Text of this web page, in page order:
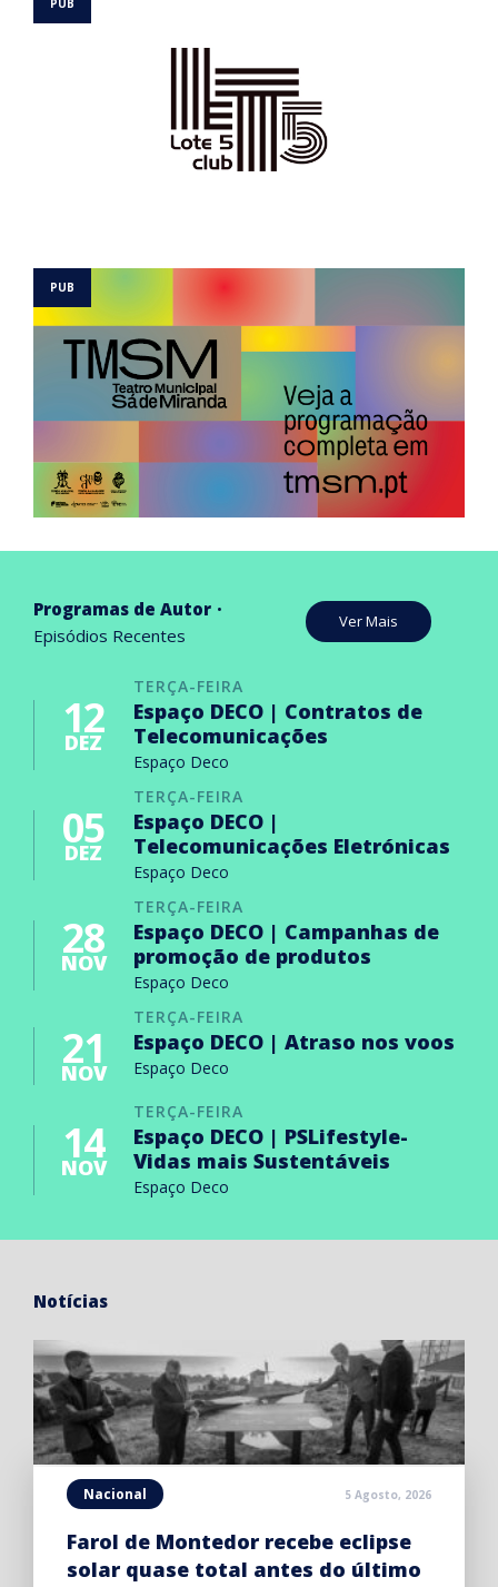
Programas de Autor
Episódios Recentes
Ver Mais
TERÇA-FEIRA
12
DEZ
Espaço DECO | Contratos de
Telecomunicações
Espaço Deco
TERÇA-FEIRA
05
DEZ
Espaço DECO |
Telecomunicações Eletrónicas
Espaço Deco
TERÇA-FEIRA
28
NOV
Espaço DECO | Campanhas de
promoção de produtos
Espaço Deco
TERÇA-FEIRA
21
NOV
Espaço DECO | Atraso nos voos
Espaço Deco
TERÇA-FEIRA
14
NOV
Espaço DECO | PSLifestyle-
Vidas mais Sustentáveis
Espaço Deco
Notícias
Nacional 5 Agosto, 2026
Farol de Montedor recebe eclipse
solar quase total antes do último